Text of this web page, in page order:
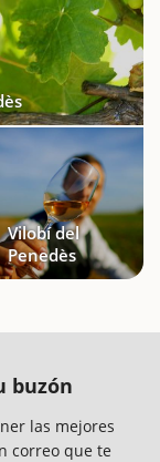
Vilobí del
Penedès
buzón
las mejores
correo que te